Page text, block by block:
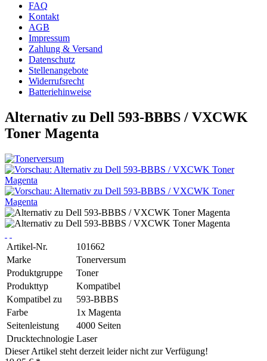
FAQ
Kontakt
AGB
Impressum
Zahlung & Versand
Datenschutz
Stellenangebote
Widerrufsrecht
Batteriehinweise
Alternativ zu Dell 593-BBBS / VXCWK
Toner Magenta
Artikel-Nr.
101662
Marke
Tonerversum
Produktgruppe
Toner
Produkttyp
Kompatibel
Kompatibel zu
593-BBBS
Farbe
1x Magenta
Seitenleistung
4000 Seiten
Drucktechnologie Laser
Dieser Artikel steht derzeit leider nicht zur Verfügung!